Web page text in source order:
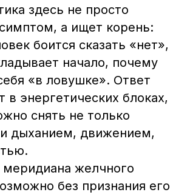
здесь не просто
а ищет корень:
боится сказать «нет»,
начало, почему
«в ловушке». Ответ
в энергетических блоках,
снять не только
дыханием, движением,
желчного
без признания его
792-99-43
в Telegram
в WhatsApp
Института